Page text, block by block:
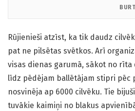
Rūjienieši atzīst, ka tik daudz
pat ne pilsētas svētkos. Arī
visas dienas garumā, sākot no
līdz pēdējam ballētājam stipri pēc
nosvinēja ap 6000 cilvēku. Tie
tuvākie kaimiņi no blakus